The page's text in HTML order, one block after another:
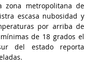
zona metropolitana de
escasa nubosidad y
por arriba de
de 18 grados el
del estado reporta